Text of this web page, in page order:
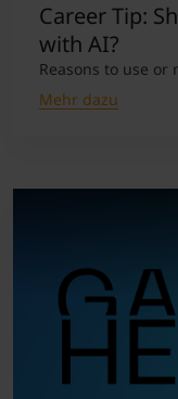
Career Tip:
with AI?
Reasons to use or
Mehr dazu